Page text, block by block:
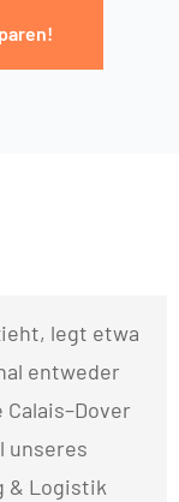
legt etwa
entweder
unseres
& Logistik